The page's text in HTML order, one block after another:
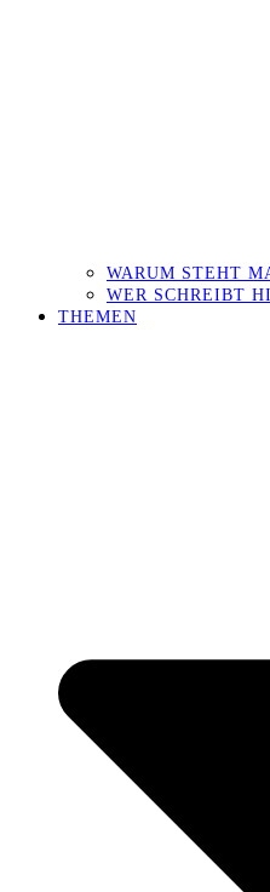
WARUM STEHT
WER SCHREIBT
THEMEN